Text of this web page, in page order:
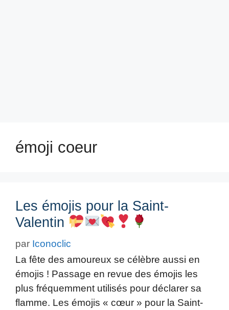
émoji coeur
Les émojis pour la Saint-
Valentin
par Iconoclic
La fête des amoureux se célèbre aussi en
émojis ! Passage en revue des émojis les
plus fréquemment utilisés pour déclarer sa
flamme. Les émojis « cœur » pour la Saint-